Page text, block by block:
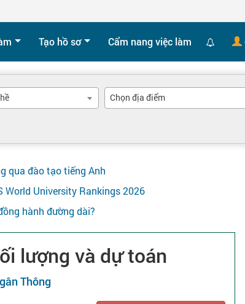
Tạo hồ sơ Cẩm nang việc làm
Chọn địa điểm
qua đào tạo tiếng Anh
World University Rankings 2026
hành đường dài?
lượng và dự toán
Thông